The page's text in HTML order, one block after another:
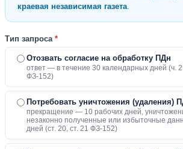
краевая независимая газета.
Тип запроса *
Отозвать согласие на обработку ПДн
ответ — в течение 30 календарных дней (ч. 2
ФЗ-152)
Потребовать уничтожения (удаления)
прекращение — 10 рабочих дней,
незаконно полученные или избыточные
дней (ст. 20, ст. 21 ФЗ-152)